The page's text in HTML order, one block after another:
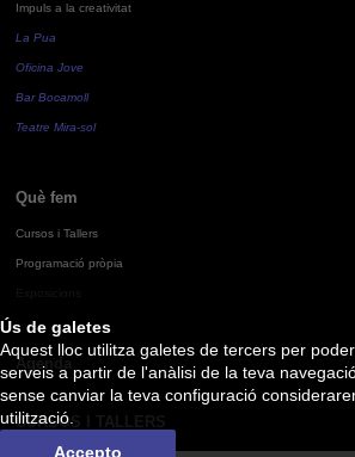
Ús de galetes
Aquest lloc utilitza galetes de tercers per
serveis a partir de l'anàlisi de la teva
sense canviar la teva configuració
utilització.
Accepto
Impuls a la creativitat
La Pua
Oficina Jove
Bar Bocamoll
Teatre Mira-sol
Què fem
Cursos i Tallers
Programació pròpia
Agenda
CURSOS I TALLERS